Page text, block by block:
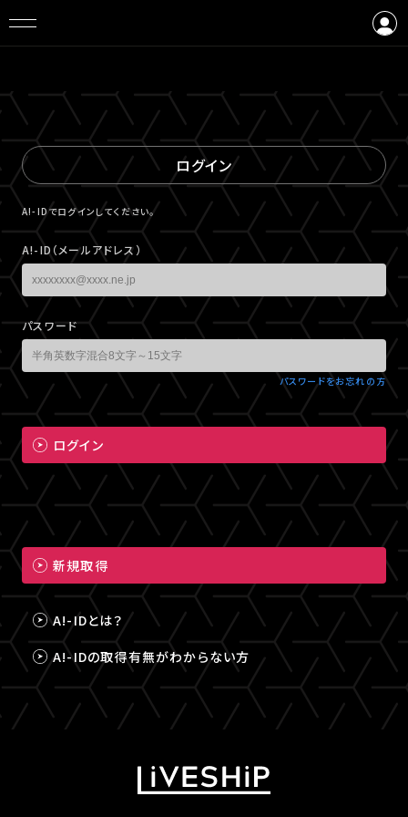
ログイン
A!-IDでログインしてください。
A!-ID（メールアドレス）
パスワード
パスワードをお忘れの方
ログイン
新規取得
A!-IDとは？
A!-IDの取得有無がわからない方